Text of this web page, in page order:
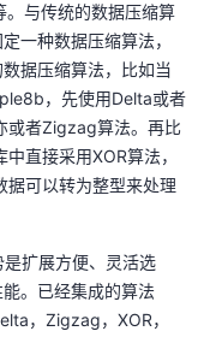
与传统的数据压缩算
一种数据压缩算法，
据压缩算法，比如当
，先使用Delta或者
或者Zigzag算法。再比
直接采用XOR算法，
据可以转为整型来处理
扩展方便、灵活选
。已经集成的算法
，Zigzag，XOR，